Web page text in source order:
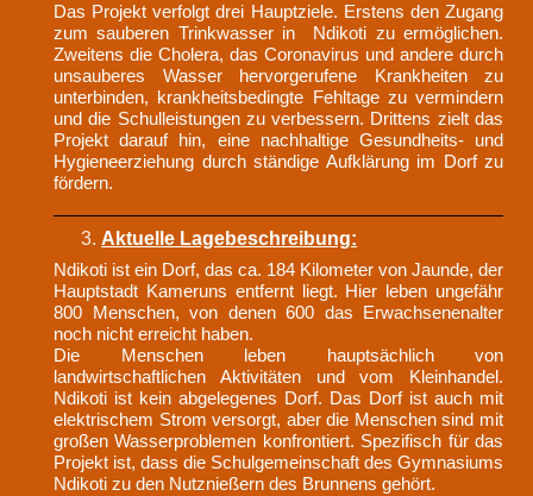
Das Projekt verfolgt drei Hauptziele. Erstens den Zugang
zum sauberen Trinkwasser in Ndikoti zu ermöglichen.
Zweitens die Cholera, das Coronavirus und andere durch
unsauberes Wasser hervorgerufene Krankheiten zu
unterbinden, krankheitsbedingte Fehltage zu vermindern
und die Schulleistungen zu verbessern. Drittens zielt das
Projekt darauf hin, eine nachhaltige Gesundheits- und
Hygieneerziehung durch ständige Aufklärung im Dorf zu
fördern.
Aktuelle Lagebeschreibung:
Ndikoti ist ein Dorf, das ca. 184 Kilometer von Jaunde, der
Hauptstadt Kameruns entfernt liegt. Hier leben ungefähr
800 Menschen, von denen 600 das Erwachsenenalter
noch nicht erreicht haben.
Die Menschen leben hauptsächlich von
landwirtschaftlichen Aktivitäten und vom Kleinhandel.
Ndikoti ist kein abgelegenes Dorf. Das Dorf ist auch mit
elektrischem Strom versorgt, aber die Menschen sind mit
großen Wasserproblemen konfrontiert. Spezifisch für das
Projekt ist, dass die Schulgemeinschaft des Gymnasiums
Ndikoti zu den Nutznießern des Brunnens gehört.